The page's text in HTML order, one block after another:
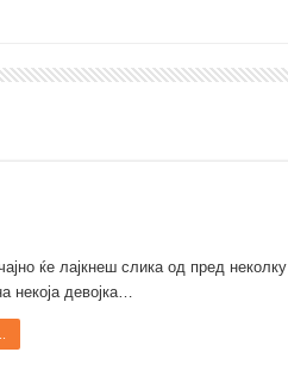
ќе лајкнеш слика од пред неколку
некоја девојка…